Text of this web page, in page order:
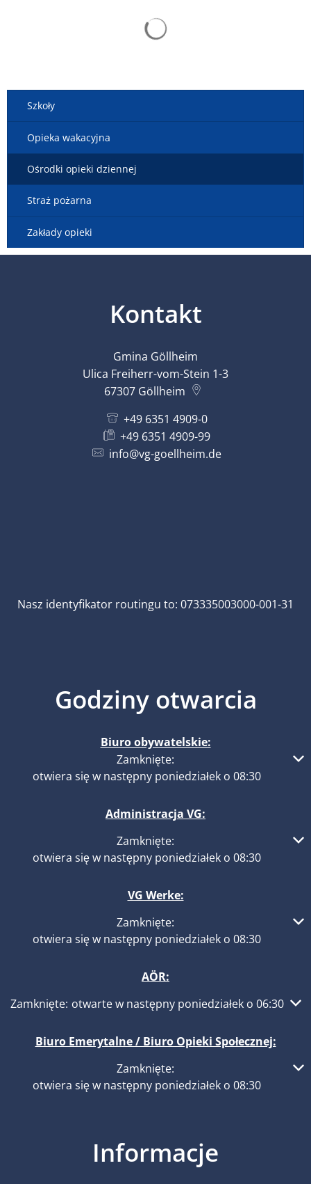
Szkoły
Opieka wakacyjna
Ośrodki opieki dziennej
Straż pożarna
Zakłady opieki
Kontakt
Gmina Göllheim
Ulica Freiherr-vom-Stein 1-3
67307 Göllheim
+49 6351 4909-0
+49 6351 4909-99
info@vg-goellheim.de
Nasz identyfikator routingu to: 073335003000-001-31
Godziny otwarcia
Biuro obywatelskie:
Kliknij, aby ukryć inne godziny otwarcia lub zamknięcia
Zamknięte:
otwiera się w następny poniedziałek o 08:30
Administracja VG:
Kliknij, aby ukryć inne godziny otwarcia lub zamknięcia
Zamknięte:
otwiera się w następny poniedziałek o 08:30
VG Werke:
Kliknij, aby ukryć inne godziny otwarcia lub zamknięcia
Zamknięte:
otwiera się w następny poniedziałek o 08:30
AÖR:
Kliknij, aby ukryć inne godziny otwarcia lub zamknięcia
Zamknięte: otwarte w następny poniedziałek o 06:30
Biuro Emerytalne / Biuro Opieki Społecznej:
Kliknij, aby ukryć inne godziny otwarcia lub zamknięcia
Zamknięte:
otwiera się w następny poniedziałek o 08:30
Informacje